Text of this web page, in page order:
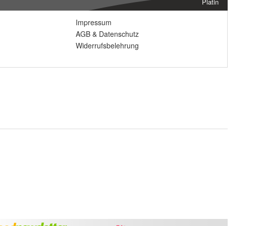
Impressum
AGB & Datenschutz
Widerrufsbelehrung